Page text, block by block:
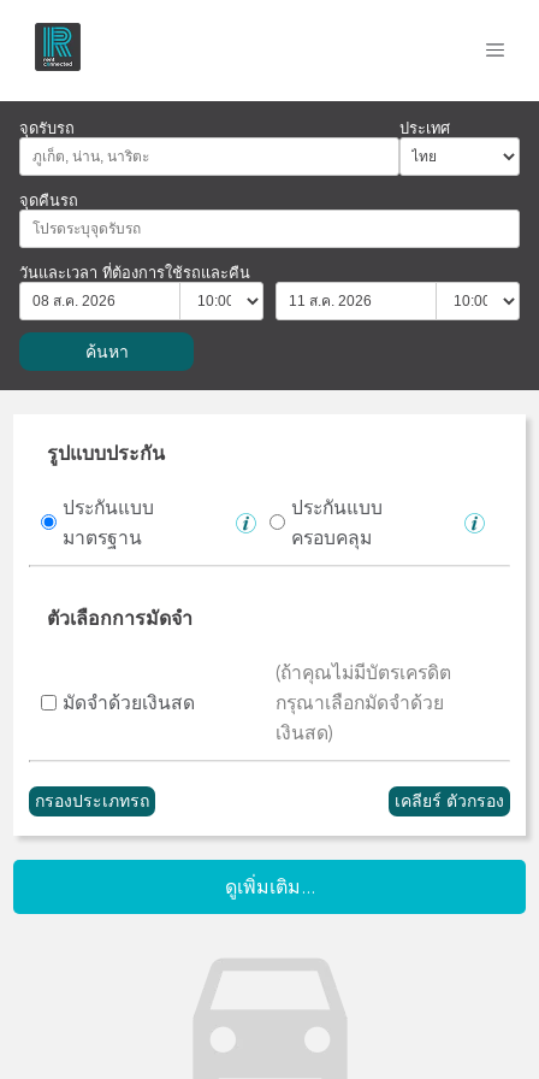
จุดรับรถ ประเทศ
จุดคืนรถ
วันและเวลา ที่ต้องการใช้รถและคืน
รถ
รูปแบบประกัน
ประกันแบบ
มาตรฐาน
ประกันแบบ
ครอบคลุม
ตัวเลือกการมัดจำ
มัดจำด้วยเงินสด
(ถ้าคุณไม่มีบัตรเครดิต
กรุณาเลือกมัดจำด้วย
เงินสด)
ดูเพิ่มเติม...